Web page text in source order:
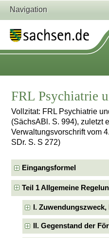
Navigation
FRL Psychiatrie
Vollzitat: FRL Psychiatrie
(SächsABl. S. 994), zuletzt
Verwaltungsvorschrift vom
SDr. S. S 272)
Eingangsformel
Teil 1 Allgemeine
I.
II. Gegenstand der